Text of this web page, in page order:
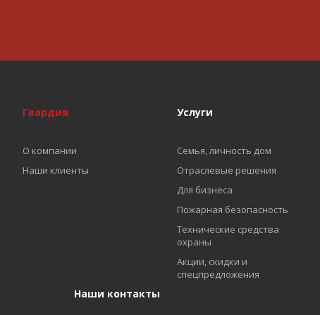
Гвардия
О компании
Наши клиенты
Услуги
Семья, личность дом
Отраслевые решения
Для бизнеса
Пожарная безопасность
Технические средства
охраны
Акции, скидки и
спецпредложения
Наши контакты